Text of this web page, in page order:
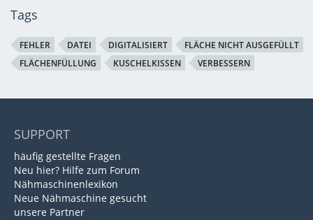
Tags
FEHLER DATEI DIGITALISIERT
FLÄCHE NICHT AUSGEFÜLLT
FLÄCHENFÜLLUNG
KUSCHELKISSEN VERBESSERN
SUPPORT
häufig gestellte Fragen
Neu hier? Hilfe zum Forum
Nähmaschinenlexikon
Neue Nähmaschine gesucht
unsere Partner